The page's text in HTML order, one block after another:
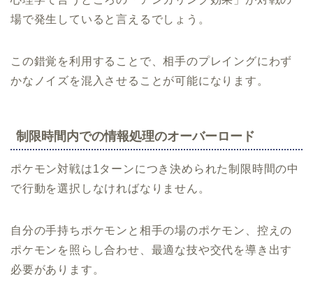
場で発生していると言えるでしょう。
この錯覚を利用することで、相手のプレイングにわず
かなノイズを混入させることが可能になります。
制限時間内での情報処理のオーバーロード
ポケモン対戦は1ターンにつき決められた制限時間の中
で行動を選択しなければなりません。
自分の手持ちポケモンと相手の場のポケモン、控えの
ポケモンを照らし合わせ、最適な技や交代を導き出す
必要があります。